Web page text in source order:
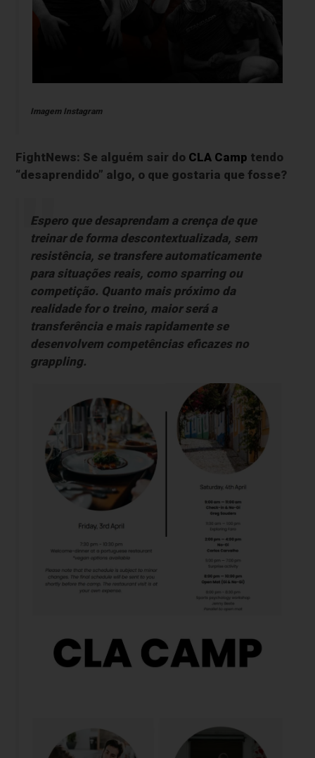
Imagem Instagram
FightNews: Se alguém sair do CLA Camp tendo
“desaprendido” algo, o que gostaria que fosse?
Espero que desaprendam a crença de que
treinar de forma descontextualizada, sem
resistência, se transfere automaticamente
para situações reais, como sparring ou
competição. Quanto mais próximo da
realidade for o treino, maior será a
transferência e mais rapidamente se
desenvolvem competências eficazes no
grappling.